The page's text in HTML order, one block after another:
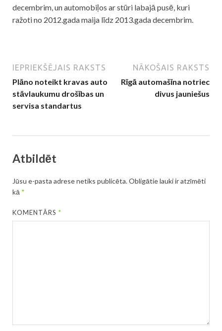
decembrim, un automobiļos ar stūri labajā pusē, kuri
ražoti no 2012.gada maija līdz 2013.gada decembrim.
IEPRIEKŠĒJAIS RAKSTS
Plāno noteikt kravas auto
stāvlaukumu drošības un
servisa standartus
NĀKOŠAIS RAKSTS
Rīgā automašīna notriec
divus jauniešus
Atbildēt
Jūsu e-pasta adrese netiks publicēta.Obligātie lauki ir atzīmēti
kā *
KOMENTĀRS*